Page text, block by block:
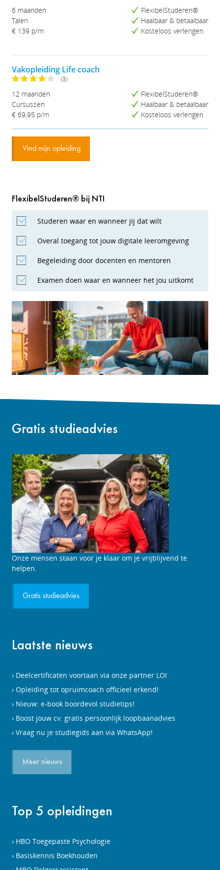
6 maanden
Talen
€ 139 p/m
FlexibelStuderen®
Haalbaar & betaalbaar
Kosteloos verlengen
Vakopleiding Life coach
(3)
12 maanden
Cursussen
€ 69,95 p/m
FlexibelStuderen®
Haalbaar & betaalbaar
Kosteloos verlengen
Vind mijn opleiding
FlexibelStuderen® bij NTI
Studeren waar en wanneer jij dat wilt
Overal toegang tot jouw digitale leeromgeving
Begeleiding door docenten en mentoren
Examen doen waar en wanneer het jou uitkomt
Gratis studieadvies
Studieadviesgesprek
aanvragen
Onze mensen staan voor je klaar om je vrijblijvend te
helpen.
Gratis studieadvies
Laatste nieuws
Deelcertificaten voortaan via onze partner LOI
Opleiding tot opruimcoach officieel erkend!
Nieuw: e-book boordevol studietips!
Boost jouw cv: gratis persoonlijk loopbaanadvies
Vraag nu je studiegids aan via WhatsApp!
Meer nieuws
Top 5 opleidingen
HBO Toegepaste Psychologie
Basiskennis Boekhouden